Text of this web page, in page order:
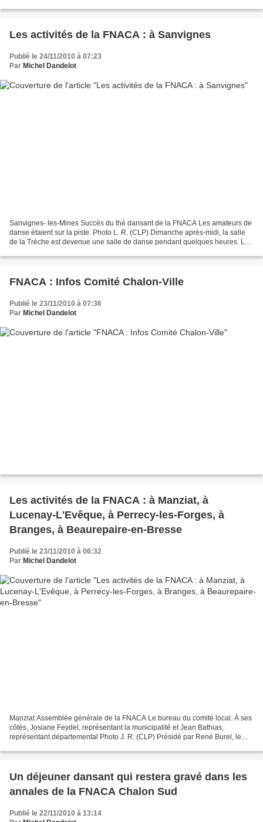
Les activités de la FNACA : à Sanvignes
Publié le 24/11/2010 à 07:23
Par Michel Dandelot
Sanvignes- les-Mines Succès du thé dansant de la FNACA Les amateurs de
danse étaient sur la piste. Photo L. R. (CLP) Dimanche après-midi, la salle
de la Trèche est devenue une salle de danse pendant quelques heures. Le
FNACA : Infos Comité Chalon-Ville
Publié le 23/11/2010 à 07:36
Par Michel Dandelot
Les activités de la FNACA : à Manziat, à
Lucenay-L'Evêque, à Perrecy-les-Forges, à
Branges, à Beaurepaire-en-Bresse
Publié le 23/11/2010 à 06:32
Par Michel Dandelot
Manziat Assemblée générale de la FNACA Le bureau du comité local. À ses
côtés, Josiane Feydel, représentant la municipalité et Jean Bathias,
représentant départemental Photo J. R. (CLP) Présidé par René Burel, le
Un déjeuner dansant qui restera gravé dans les
annales de la FNACA Chalon Sud
Publié le 22/11/2010 à 13:14